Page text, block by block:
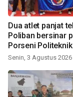
Dua atlet panjat
Poliban bersinar
Porseni
Indonesia 2026
Senin, 3 Agustus 2026